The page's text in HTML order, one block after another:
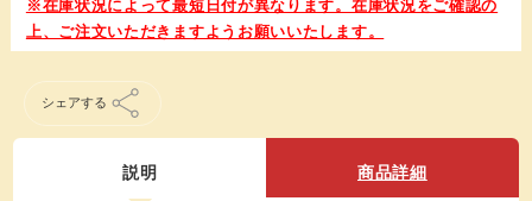
シェアする
説明 商品詳細